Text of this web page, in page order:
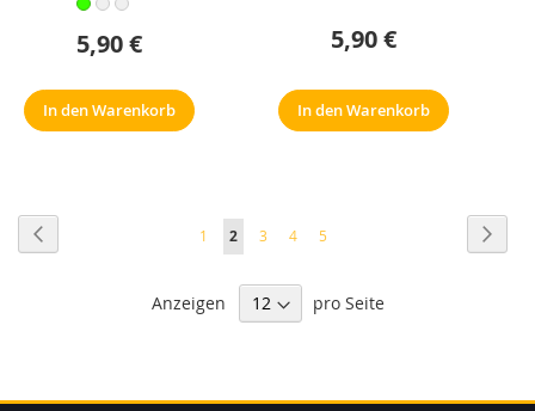
5,90 €
In den Warenkorb
5,90 €
In den Warenkorb
Seite
Seite
1
Sie
gerade
2 Seite
3 Seite
4 Seite
5
Anzeigen pro Seite